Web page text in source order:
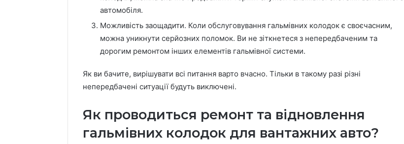
автомобіля.
Можливість заощадити. Коли обслуговування гальмівних колодок є своєчасним,
можна уникнути серйозних поломок. Ви не зіткнетеся з непередбаченим та
дорогим ремонтом інших елементів гальмівної системи.
Як ви бачите, вирішувати всі питання варто вчасно. Тільки в такому разі різні
непередбачені ситуації будуть виключені.
Як проводиться ремонт та відновлення
гальмівних колодок для вантажних авто?